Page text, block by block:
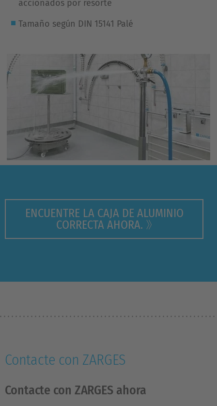
accionados por resorte
Tamaño según DIN 15141 Palé
ENCUENTRE LA CAJA DE ALUMINIO
CORRECTA AHORA.
Contacte con ZARGES
Contacte con ZARGES ahora